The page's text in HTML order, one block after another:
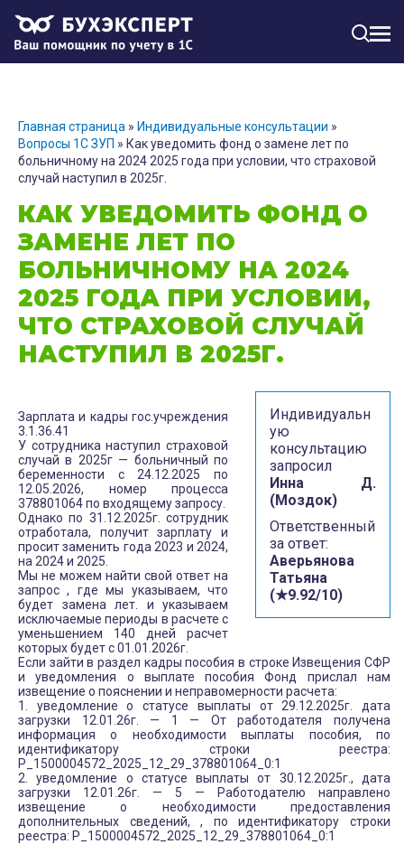
Главная страница » Индивидуальные консультации »
Вопросы 1С ЗУП » Как уведомить фонд о замене лет по
больничному на 2024 2025 года при условии, что страховой
случай наступил в 2025г.
КАК УВЕДОМИТЬ ФОНД О
ЗАМЕНЕ ЛЕТ ПО
БОЛЬНИЧНОМУ НА 2024
2025 ГОДА ПРИ УСЛОВИИ,
ЧТО СТРАХОВОЙ СЛУЧАЙ
НАСТУПИЛ В 2025Г.
Индивидуальн
ую
консультацию
запросил
Инна Д.
(Моздок)
Ответственный
за ответ:
Аверьянова
Татьяна
(★9.92/10)
Зарплата и кадры гос.учреждения
3.1.36.41
У сотрудника наступил страховой
случай в 2025г — больничный по
беременности с 24.12.2025 по
12.05.2026, номер процесса
378801064 по входящему запросу.
Однако по 31.12.2025г. сотрудник
отработала, получит зарплату и
просит заменить года 2023 и 2024,
на 2024 и 2025.
Мы не можем найти свой ответ на
запрос , где мы указываем, что
будет замена лет. и указываем
исключаемые периоды в расчете с
уменьшением 140 дней расчет
которых будет с 01.01.2026г.
Если зайти в раздел кадры пособия в строке Извещения СФР
и уведомления о выплате пособия Фонд прислал нам
извещение о пояснении и неправомерности расчета:
1. уведомление о статусе выплаты от 29.12.2025г. дата
загрузки 12.01.26г. — 1 — От работодателя получена
информация о необходимости выплаты пособия, по
идентификатору строки реестра:
P_1500004572_2025_12_29_378801064_0:1
2. уведомление о статусе выплаты от 30.12.2025г., дата
загрузки 12.01.26г. — 5 — Работодателю направлено
извещение о необходимости предоставления
дополнительных сведений, , по идентификатору строки
реестра: P_1500004572_2025_12_29_378801064_0:1